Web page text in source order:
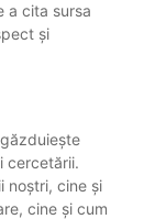
a cita sursa
și
cercetării.
noștri, cine și
cine și cum